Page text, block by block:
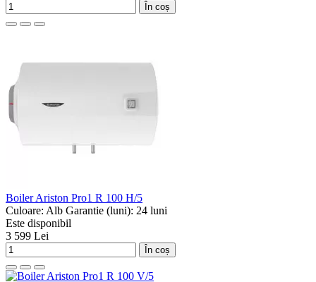
În coș
Boiler Ariston Pro1 R 100 H/5
Culoare: Alb Garantie (luni): 24 luni
Este disponibil
3 599 Lei
În coș